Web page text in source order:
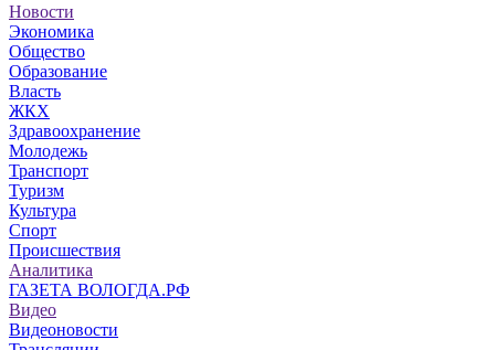
Новости
Экономика
Общество
Образование
Власть
ЖКХ
Здравоохранение
Молодежь
Транспорт
Туризм
Культура
Спорт
Происшествия
Аналитика
ГАЗЕТА ВОЛОГДА.РФ
Видео
Видеоновости